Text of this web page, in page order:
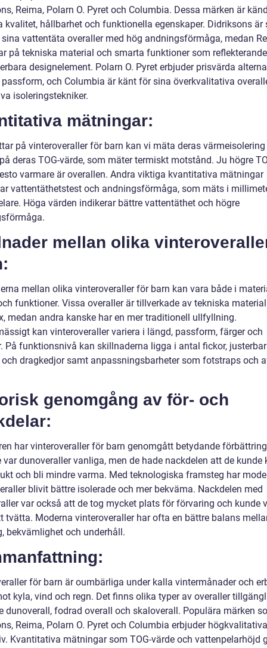
Reima, Polarn O. Pyret och Columbia. Dessa märken är
kvalitet, hållbarhet och funktionella egenskaper. Didriksons är
vattentäta overaller med hög andningsförmåga, medan
på tekniska material och smarta funktioner som
designelement. Polarn O. Pyret erbjuder prisvärda
och Columbia är känt för sina överkvalitativa
isoleringstekniker.
mätningar:
på vinteroveraller för barn kan vi mäta deras
deras TOG-värde, som mäter termiskt motstånd. Ju högre
varmare är overallen. Andra viktiga kvantitativa mätningar
vattentäthetstest och andningsförmåga, som mäts i
Höga värden indikerar bättre vattentäthet och högre
mellan olika
mellan olika vinteroveraller för barn kan vara både i
funktioner. Vissa overaller är tillverkade av tekniska
medan andra kanske har en mer traditionell ullfyllning.
kan vinteroveraller variera i längd, passform, färger och
På funktionsnivå kan skillnaderna ligga i antal fickor,
dragkedjor samt anpassningsbarheter som fotstraps och
genomgång av för- och
har vinteroveraller för barn genomgått betydande
var dunoveraller vanliga, men de hade nackdelen att de kunde
och bli mindre varma. Med teknologiska framsteg har
blivit bättre isolerade och mer bekväma. Nackdelen med
var också att de tog mycket plats för förvaring och kunde
tvätta. Moderna vinteroveraller har ofta en bättre balans
bekvämlighet och underhåll.
för barn är oumbärliga under kalla vintermånader och
kyla, vind och regn. Det finns olika typer av overaller
dunoverall, fodrad overall och skaloverall. Populära märken
Reima, Polarn O. Pyret och Columbia erbjuder högkvalitativa
Kvantitativa mätningar som TOG-värde och vattenpelarhöjd